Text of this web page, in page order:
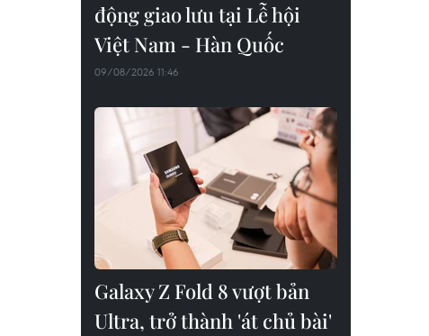
động giao lưu tại Lễ hội
Việt Nam - Hàn Quốc
09/08/2026 11:46
Galaxy Z Fold 8 vượt bản
Ultra, trở thành 'át chủ bài'